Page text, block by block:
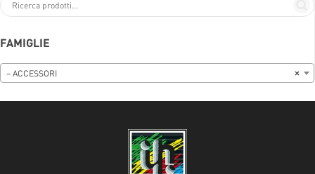
FAMIGLIE
×
– ACCESSORI